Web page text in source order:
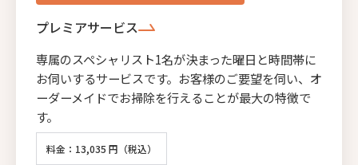
プレミアサービス
専属のスペシャリスト1名が決まった曜日と時間帯に
お伺いするサービスです。お客様のご要望を伺い、オ
ーダーメイドでお掃除を行えることが最大の特徴で
す。
料金：13,035 円（税込）